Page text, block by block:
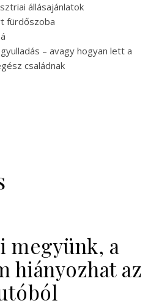
állásajánlatok
fürdőszoba
– avagy hogyan lett a
családnak
megyünk, a
hiányozhat az